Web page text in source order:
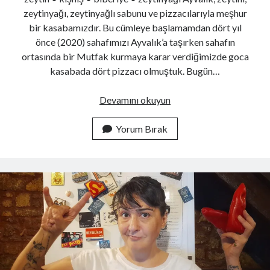
Resmi DOA sosyal medya hesapları veya
http://doa.gov.tr adresi dışında yapılan açıklamalara
itibar etmeyiniz.
Üst veri
Oturum aç
Kayıt akışı
Yorum akışı
zeytinyağı, zeytinyağlı sabunu ve pizzacılarıyla meşhur
bir kasabamızdır. Bu cümleye başlamamdan dört yıl
önce (2020) sahafımızı Ayvalık’a taşırken sahafın
ortasında bir Mutfak kurmaya karar verdiğimizde goca
kasabada dört pizzacı olmuştuk. Bugün…
Devamını okuyunZeytin
ve
İtalyan
Aşkı
Yorum Bırak